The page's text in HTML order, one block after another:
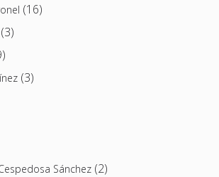
(16)
(3)
(3)
Sánchez (2)